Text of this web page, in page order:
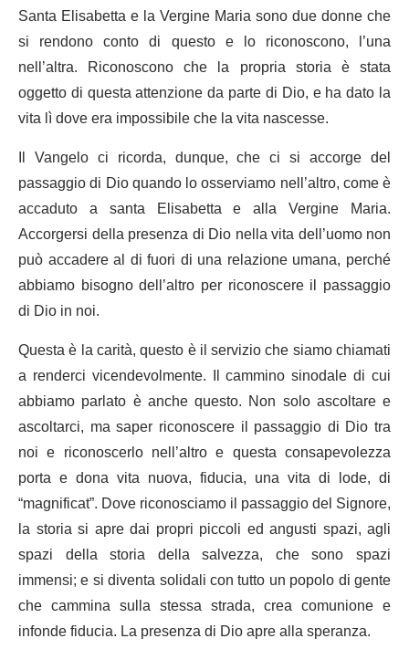
Santa Elisabetta e la Vergine Maria sono due donne che
si rendono conto di questo e lo riconoscono, l’una
nell’altra. Riconoscono che la propria storia è stata
oggetto di questa attenzione da parte di Dio, e ha dato la
vita lì dove era impossibile che la vita nascesse.
Il Vangelo ci ricorda, dunque, che ci si accorge del
passaggio di Dio quando lo osserviamo nell’altro, come è
accaduto a santa Elisabetta e alla Vergine Maria.
Accorgersi della presenza di Dio nella vita dell’uomo non
può accadere al di fuori di una relazione umana, perché
abbiamo bisogno dell’altro per riconoscere il passaggio
di Dio in noi.
Questa è la carità, questo è il servizio che siamo chiamati
a renderci vicendevolmente. Il cammino sinodale di cui
abbiamo parlato è anche questo. Non solo ascoltare e
ascoltarci, ma saper riconoscere il passaggio di Dio tra
noi e riconoscerlo nell’altro e questa consapevolezza
porta e dona vita nuova, fiducia, una vita di lode, di
“magnificat”. Dove riconosciamo il passaggio del Signore,
la storia si apre dai propri piccoli ed angusti spazi, agli
spazi della storia della salvezza, che sono spazi
immensi; e si diventa solidali con tutto un popolo di gente
che cammina sulla stessa strada, crea comunione e
infonde fiducia. La presenza di Dio apre alla speranza.